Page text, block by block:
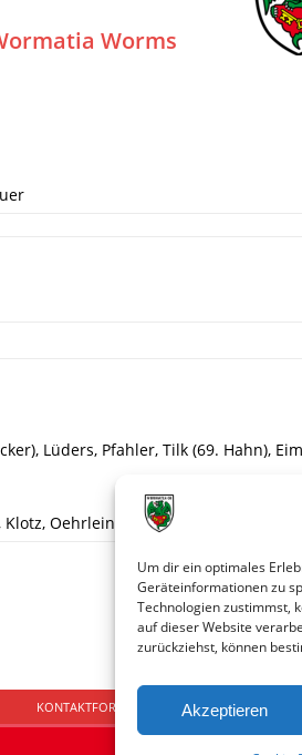
Um dir ein optimales
Geräteinformationen zu
Technologien zustimmst,
auf dieser Website
zurückziehst, können
Akzeptieren
Worms
Lüders, Pfahler, Tilk (69. Hahn),
Oehrlein (75. Müller), Wagner,
KONTAKTFORMULAR